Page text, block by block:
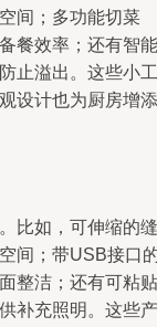
间；多功能切菜
餐效率；还有智能
止溢出。这些小工
设计也为厨房增添
比如，可伸缩的缝
间；带USB接口
整洁；还有可粘贴
补充照明。这些产